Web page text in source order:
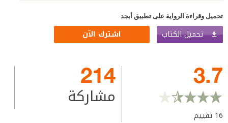
تحميل وقراءة الرواية على تطبيق أبجد
تحميل الكتاب اشترك الآن
3.7
16 تقييم
214
مشاركة